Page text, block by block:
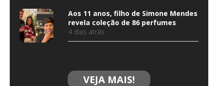
Aos 11 anos, filho de Simone Mendes
revela coleção de 86 perfumes
4 dias atrás
VEJA MAIS!